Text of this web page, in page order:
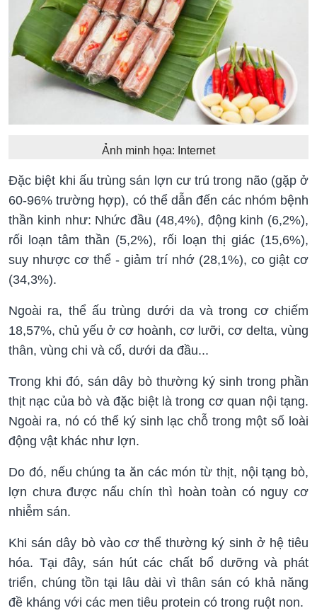
Ảnh minh họa: Internet
Đặc biệt khi ấu trùng sán lợn cư trú trong não (gặp ở
60-96% trường hợp), có thể dẫn đến các nhóm bệnh
thần kinh như: Nhức đầu (48,4%), động kinh (6,2%),
rối loạn tâm thần (5,2%), rối loạn thị giác (15,6%),
suy nhược cơ thể - giảm trí nhớ (28,1%), co giật cơ
(34,3%).
Ngoài ra, thể ấu trùng dưới da và trong cơ chiếm
18,57%, chủ yếu ở cơ hoành, cơ lưỡi, cơ delta, vùng
thân, vùng chi và cổ, dưới da đầu...
Trong khi đó, sán dây bò thường ký sinh trong phần
thịt nạc của bò và đặc biệt là trong cơ quan nội tạng.
Ngoài ra, nó có thể ký sinh lạc chỗ trong một số loài
động vật khác như lợn.
Do đó, nếu chúng ta ăn các món từ thịt, nội tạng bò,
lợn chưa được nấu chín thì hoàn toàn có nguy cơ
nhiễm sán.
Khi sán dây bò vào cơ thể thường ký sinh ở hệ tiêu
hóa. Tại đây, sán hút các chất bổ dưỡng và phát
triển, chúng tồn tại lâu dài vì thân sán có khả năng
đề kháng với các men tiêu protein có trong ruột non.